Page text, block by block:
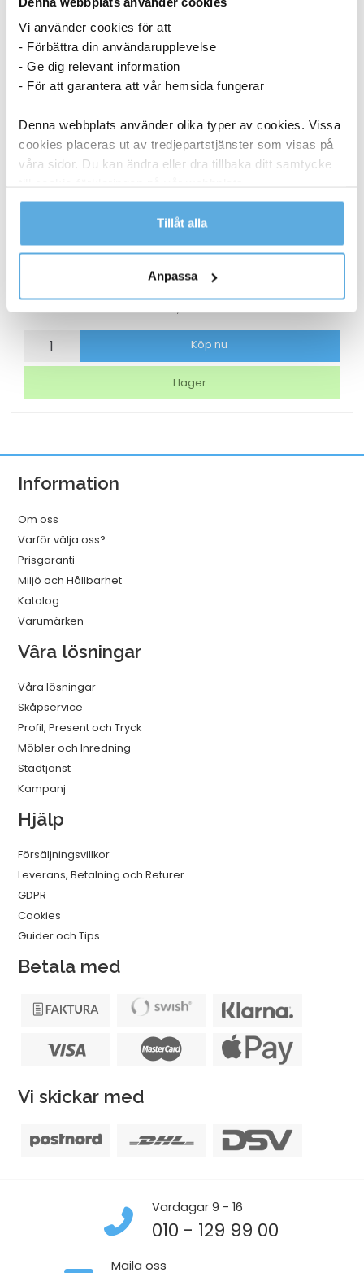
Vi använder cookies för att
- Förbättra din användarupplevelse
- Ge dig relevant information
- För att garantera att vår hemsida fungerar
Denna webbplats använder olika typer av cookies. Vissa
cookies placeras ut av tredjepartstjänster som visas på
våra sidor. Du kan ändra eller dra tillbaka ditt samtycke
Läs mer i vår integritetspolicy om vilka vi är, hur du
kontaktar oss och på vilket sätt vi behandlar
Tillåt alla
Anpassa
Lamineringsficka
2x125mic
mängd
Köp nu
I lager
Information
Om oss
Varför välja oss?
Prisgaranti
Miljö och Hållbarhet
Katalog
Varumärken
Våra lösningar
Våra lösningar
Skåpservice
Profil, Present och Tryck
Möbler och Inredning
Städtjänst
Kampanj
Hjälp
Försäljningsvillkor
Leverans, Betalning och Returer
GDPR
Cookies
Guider och Tips
Betala med
Vi skickar med
Vardagar 9 - 16
010 - 129 99 00
Maila oss